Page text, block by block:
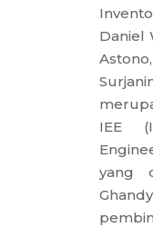
Daniel
IEE
yang